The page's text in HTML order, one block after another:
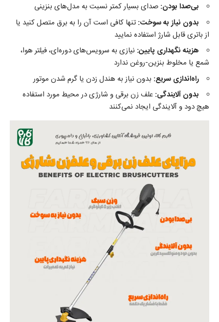
بی‌صدا بودن: صدای بسیار کمتر نسبت به مدل‌های بنزینی
بدون نیاز به سوخت: تنها کافی است آن را به برق متصل کنید یا
از باتری قابل شارژ استفاده نمایید
هزینه نگهداری پایین: نیازی به سرویس‌های دوره‌ای، فیلتر هوا،
شمع یا مخلوط بنزین-روغن ندارد
راه‌اندازی سریع: بدون نیاز به هندل زدن یا گرم شدن موتور
بدون آلایندگی: علف زن برقی و شارژی در محیط مورد استفاده
هیچ دود و آلایندگی ایجاد نمی‌کنند